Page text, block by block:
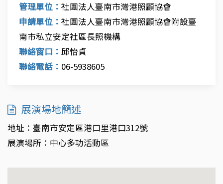
管理單位： 社團法人臺南市灣港照顧協會
申請單位： 社團法人臺南市灣港照顧協會附設臺
南市私立安定社區長照機構
聯絡窗口： 邱怡貞
聯絡電話： 06-5938605
展演場地簡述
地址：臺南市安定區港口里港口312號
展演場所：中心多功活動區